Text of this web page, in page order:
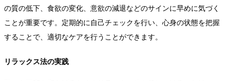
の質の低下、食欲の変化、意欲の減退などのサインに早めに気づく
ことが重要です。定期的に自己チェックを行い、心身の状態を把握
することで、適切なケアを行うことができます。
リラックス法の実践